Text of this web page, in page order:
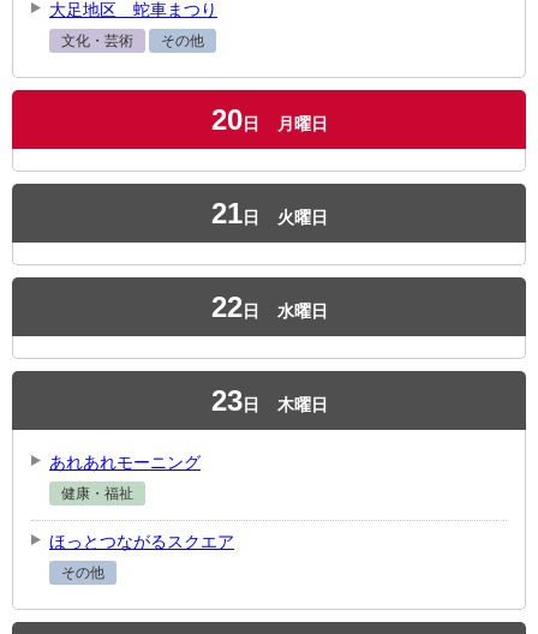
大足地区 蛇車まつり
文化・芸術 その他
20日 月曜日
21日 火曜日
22日 水曜日
23日 木曜日
あれあれモーニング
健康・福祉
ほっとつながるスクエア
その他